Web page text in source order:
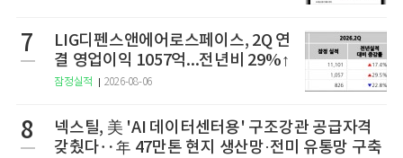
7
LIG디펜스앤에어로스페이스, 2Q 연
결 영업이익 1057억...전년비 29%↑
잠정실적 2026-08-06
8
넥스틸, 美 'AI 데이터센터용' 구조강관 공급자격
갖췄다‥年 47만톤 현지 생산망·전미 유통망 구축